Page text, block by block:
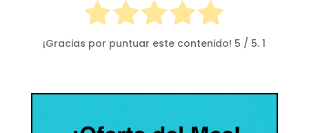
¡Gracias por puntuar este contenido! 5 / 5.1